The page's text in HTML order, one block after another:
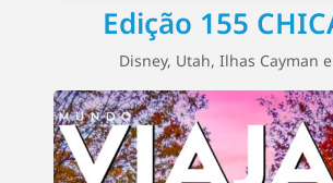
Edição 155
Disney, Utah, Ilhas Cayman